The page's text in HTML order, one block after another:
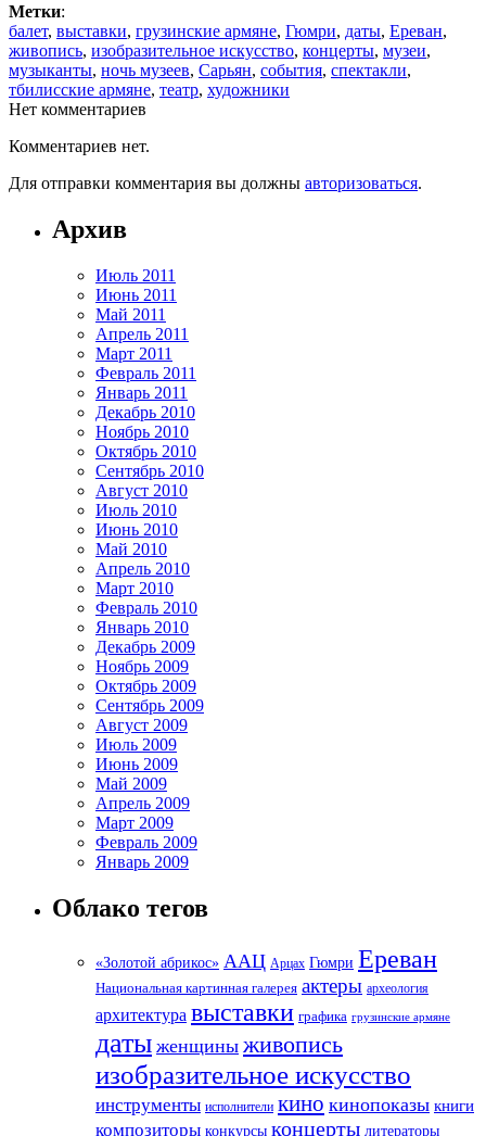
Метки:
балет, выставки, грузинские армяне, Гюмри, даты, Ереван,
живопись, изобразительное искусство, концерты, музеи,
музыканты, ночь музеев, Сарьян, события, спектакли,
тбилисские армяне, театр, художники
Нет комментариев
Комментариев нет.
Для отправки комментария вы должны авторизоваться.
Архив
Июль 2011
Июнь 2011
Май 2011
Апрель 2011
Март 2011
Февраль 2011
Январь 2011
Декабрь 2010
Ноябрь 2010
Октябрь 2010
Сентябрь 2010
Август 2010
Июль 2010
Июнь 2010
Май 2010
Апрель 2010
Март 2010
Февраль 2010
Январь 2010
Декабрь 2009
Ноябрь 2009
Октябрь 2009
Сентябрь 2009
Август 2009
Июль 2009
Июнь 2009
Май 2009
Апрель 2009
Март 2009
Февраль 2009
Январь 2009
Облако тегов
«Золотой абрикос» ААЦ Арцах Гюмри Ереван
Национальная картинная галерея актеры археология
архитектура выставки графика грузинские армяне
даты женщины живопись
изобразительное искусство
инструменты исполнители кино кинопоказы книги
композиторы конкурсы концерты литераторы